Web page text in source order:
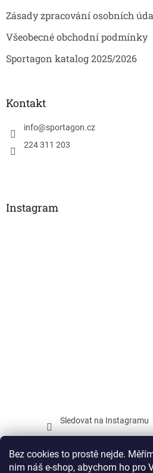
Bez cookies to prostě nejde.
nim náš e-shop, abychom ho pro
Zásady zpracování osobních
Všeobecné obchodní podmínky
Sportagon katalog 2025/2026
Kontakt
info@sportagon.cz
224 311 203
Instagram
Sledovat na Instagramu
Facebook